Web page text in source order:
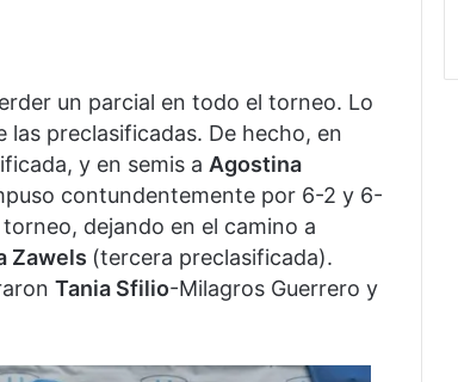
un parcial en todo el torneo. Lo
las preclasificadas. De hecho, en
y en semis a Agostina
contundentemente por 6-2 y 6-
dejando en el camino a
Zawels (tercera preclasificada).
Tania Sfilio-Milagros Guerrero y